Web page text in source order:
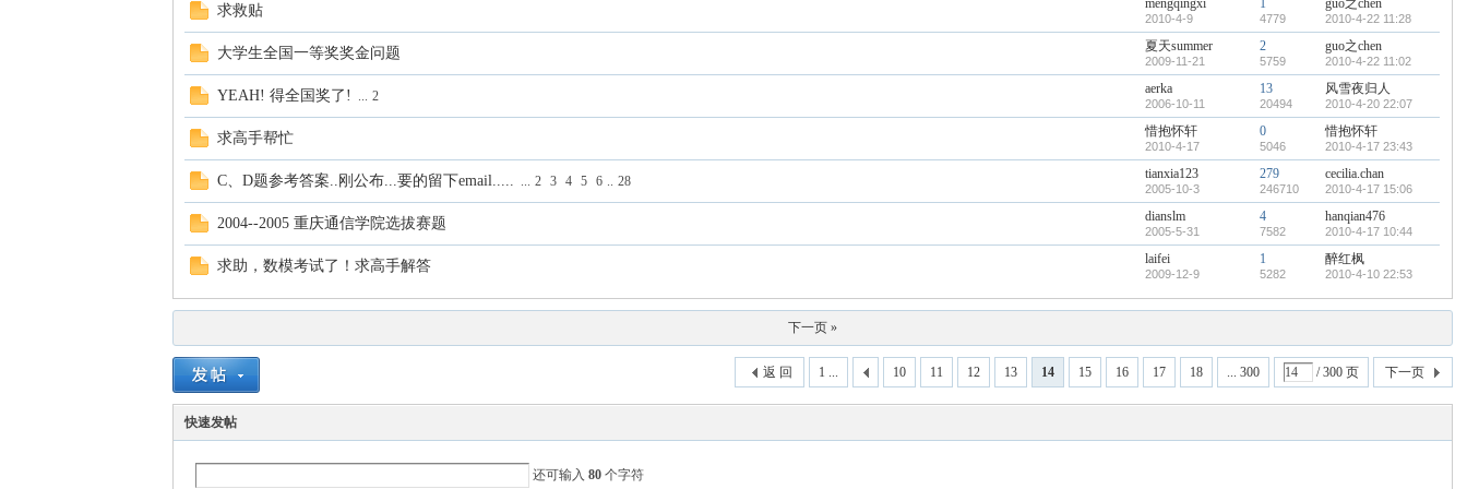
求救贴 mengqingxi
2010-4-9
1
4779
guo之chen
2010-4-22 11:28
大学生全国一等奖奖金问题 夏天summer
2009-11-21
2
5759
guo之chen
2010-4-22 11:02
YEAH! 得全国奖了! ... 2 aerka
2006-10-11
13
20494
风雪夜归人
2010-4-20 22:07
求高手帮忙 惜抱怀轩
2010-4-17
0
5046
惜抱怀轩
2010-4-17 23:43
C、D题参考答案..刚公布...要的留下email..... ... 2 3 4 5 6 .. 28 tianxia123
2005-10-3
279
246710
cecilia.chan
2010-4-17 15:06
2004--2005 重庆通信学院选拔赛题 dianslm
2005-5-31
4
7582
hanqian476
2010-4-17 10:44
求助，数模考试了！求高手解答 laifei
2009-12-9
1
5282
醉红枫
2010-4-10 22:53
下一页 »
1 ... 10 11 12 13 14 15 16 17 18 ... 300 / 300 页 下一页
返 回
快速发帖
还可输入80 个字符